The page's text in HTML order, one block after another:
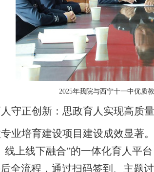
2025年我院与西宁十一中优质
守正创新：思政育人实现高质
业培育建设项目建设成效显著
线上线下融合”的一体化育人平
全流程，通过扫码签到、主题